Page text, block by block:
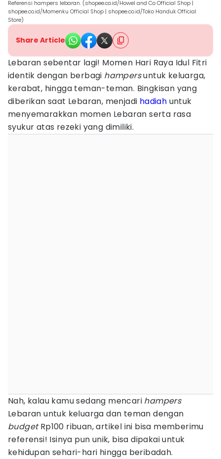
Referensi hampers lebaran. (shopee.co.id/Howel and Co Official Shop |
shopee.co.id/Momenku Official Shop | shopee.co.id/Toko Handuk Official
Store)
Share Article
Lebaran sebentar lagi! Momen Hari Raya Idul Fitri
identik dengan berbagi hampersuntuk keluarga,
kerabat, hingga teman-teman. Bingkisan yang
diberikan saat Lebaran, menjadi hadiah untuk
menyemarakkan momen Lebaran serta rasa
syukur atas rezeki yang dimiliki.
Nah, kalau kamu sedang mencari hampers
Lebaran untuk keluarga dan teman dengan
budgetRp100 ribuan, artikel ini bisa memberimu
referensi! Isinya pun unik, bisa dipakai untuk
kehidupan sehari-hari hingga beribadah.